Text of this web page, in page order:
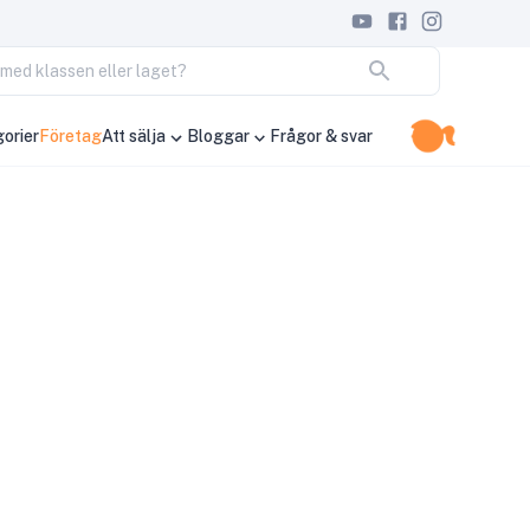
klassen eller laget?
FöretagAtt sälja Bloggar Frågor & svar